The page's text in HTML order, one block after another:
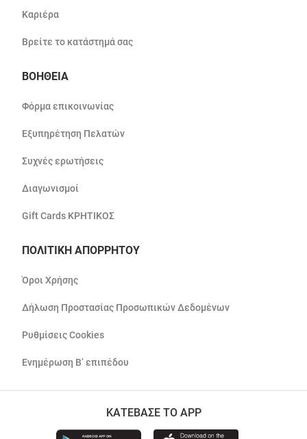
Καριέρα
Βρείτε το κατάστημά σας
ΒΟΗΘΕΙΑ
Φόρμα επικοινωνίας
Εξυπηρέτηση Πελατών
Συχνές ερωτήσεις
Διαγωνισμοί
Gift Cards ΚΡΗΤΙΚΟΣ
ΠΟΛΙΤΙΚΗ ΑΠΟΡΡΗΤΟΥ
Όροι Χρήσης
Δήλωση Προστασίας Προσωπικών Δεδομένων
Ρυθμίσεις Cookies
Ενημέρωση Β’ επιπέδου
ΚΑΤΕΒΑΣΕ ΤΟ APP